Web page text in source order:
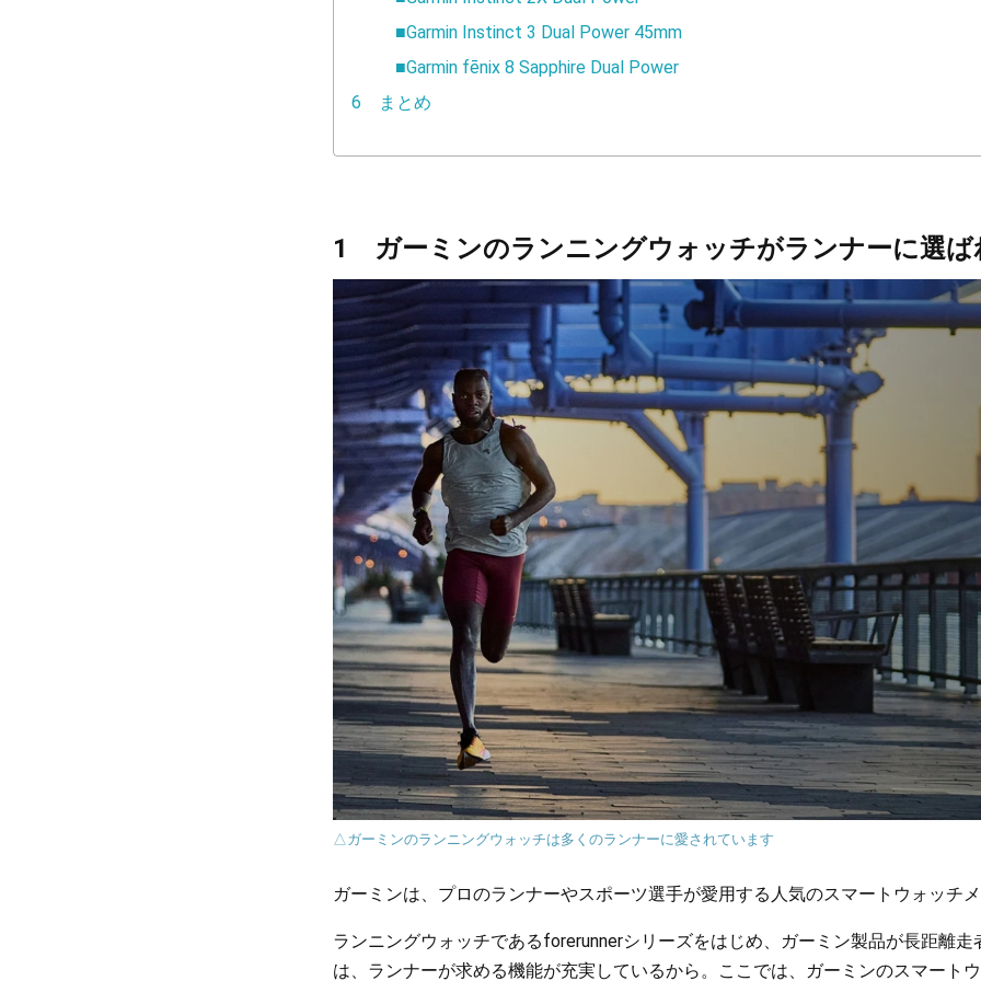
■Garmin Instinct 3 Dual Power 45mm
■Garmin fēnix 8 Sapphire Dual Power
6 まとめ
1 ガーミンのランニングウォッチがランナーに選ば
△ガーミンのランニングウォッチは多くのランナーに愛されています
ガーミンは、プロのランナーやスポーツ選手が愛用する人気のスマートウォッチ
ランニングウォッチであるforerunnerシリーズをはじめ、ガーミン製品が長距離走
は、ランナーが求める機能が充実しているから。ここでは、ガーミンのスマート